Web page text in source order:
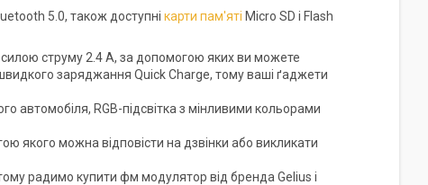
5.0, також доступні карти пам'яті Micro SD і Flash
струму 2.4 А, за допомогою яких ви можете
швидкого заряджання Quick Charge, тому ваші ґаджети
автомобіля, RGB-підсвітка з мінливими кольорами
якого можна відповісти на дзвінки або викликати
радимо купити фм модулятор від бренда Gelius і